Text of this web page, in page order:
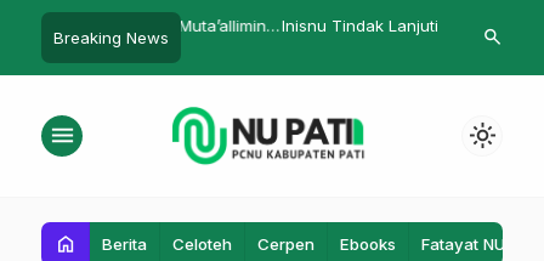
Breaking News
Penggerak
Inisnu Tindak Lanjuti Kerjasama
Magelang
DKC CBP
Bencana
search
menu light_mode
home Berita Celoteh Cerpen Ebooks Fatayat NU